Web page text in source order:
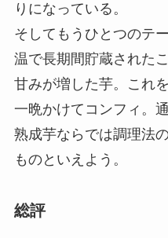
りになっている。
そしてもうひとつのテ
温で長期間貯蔵された
甘みが増した芋。これ
一晩かけてコンフィ。
熟成芋ならでは調理法
ものといえよう。
総評